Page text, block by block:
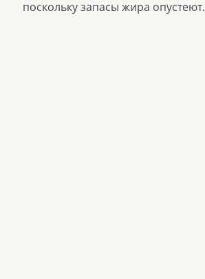
поскольку запасы жира опустеют.